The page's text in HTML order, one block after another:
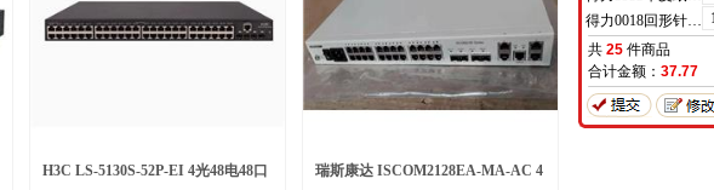
H3C LS-5130S-52P-EI 4光48电48口 瑞斯康达 ISCOM2128EA-MA-AC 4
得力0018回形针(100枚/盒)
共 25 件商品
合计金额： 37.77